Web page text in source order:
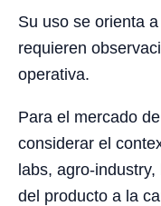
Su uso se orienta
requieren
operativa.
Para el mercado
considerar el
labs, agro-
del producto a la